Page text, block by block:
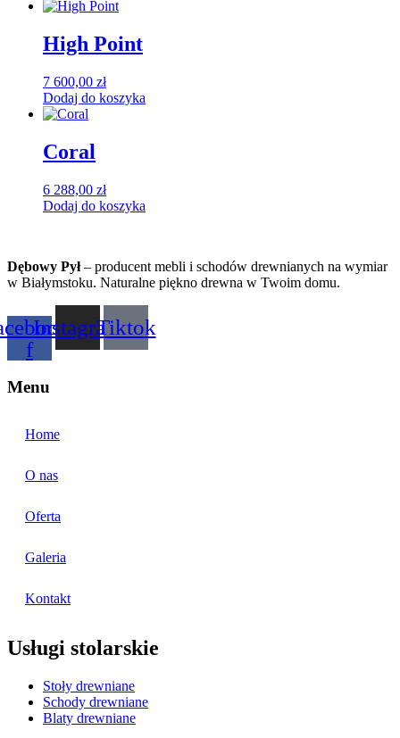
High Point
7 600,00 zł
Dodaj do koszyka
Coral
6 288,00 zł
Dodaj do koszyka
Dębowy Pył– producent mebli i schodów drewnianych na wymiar
w Białymstoku. Naturalne piękno drewna w Twoim domu.
f
InstagramTiktok
Menu
Home
O nas
Oferta
Galeria
Kontakt
Usługi stolarskie
Stoły drewniane
Schody drewniane
Blaty drewniane